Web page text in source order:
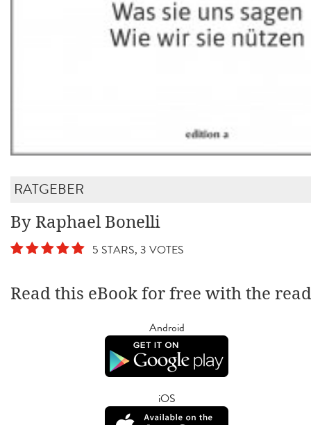
RATGEBER
By Raphael Bonelli
5 STARS, 3 VOTES
Read this eBook for free with the
Android
iOS